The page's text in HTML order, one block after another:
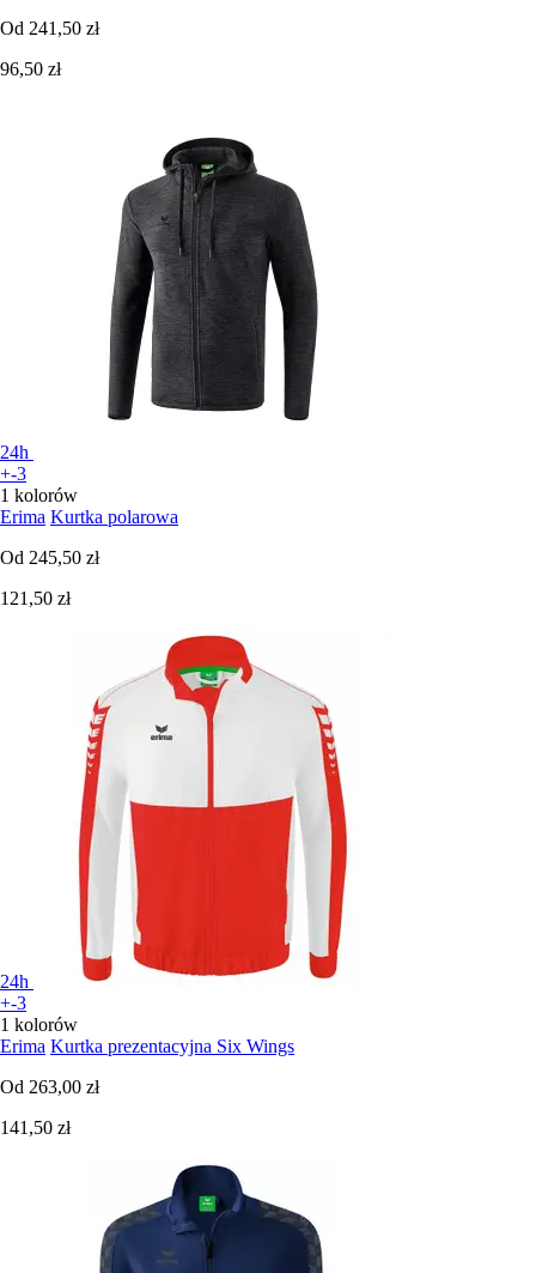
Od 241,50 zł
96,50 zł
24h
+-3
1 kolorów
Erima Kurtka polarowa
Od 245,50 zł
121,50 zł
24h
+-3
1 kolorów
Erima Kurtka prezentacyjna Six Wings
Od 263,00 zł
141,50 zł